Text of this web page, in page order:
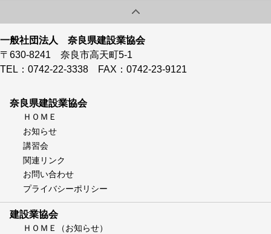
一般社団法人 奈良県建設業協会
〒630-8241 奈良市高天町5-1
TEL：0742-22-3338 FAX：0742-23-9121
奈良県建設業協会
ＨＯＭＥ
お知らせ
講習会
関連リンク
お問い合わせ
プライバシーポリシー
建設業協会
ＨＯＭＥ（お知らせ）